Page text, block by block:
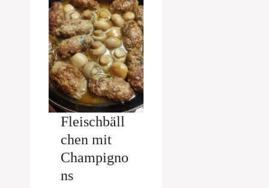
Fleischbäll
chen mit
Champigno
ns